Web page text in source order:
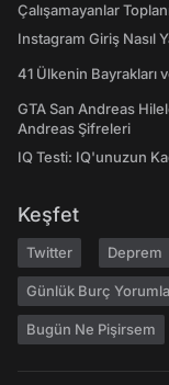
Çalışamayanlar
Instagram Giriş Nasıl
41 Ülkenin Bayrakları
GTA San Andreas
Andreas Şifreleri
IQ Testi: IQ'unuzun
Keşfet
Twitter Deprem
Günlük Burç
Bugün Ne Pişirsem